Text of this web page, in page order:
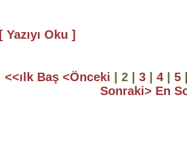
[ Yazıyı Oku ]
<<ılk Baş <Önceki | 2 | 3 4 5
Sonraki> En